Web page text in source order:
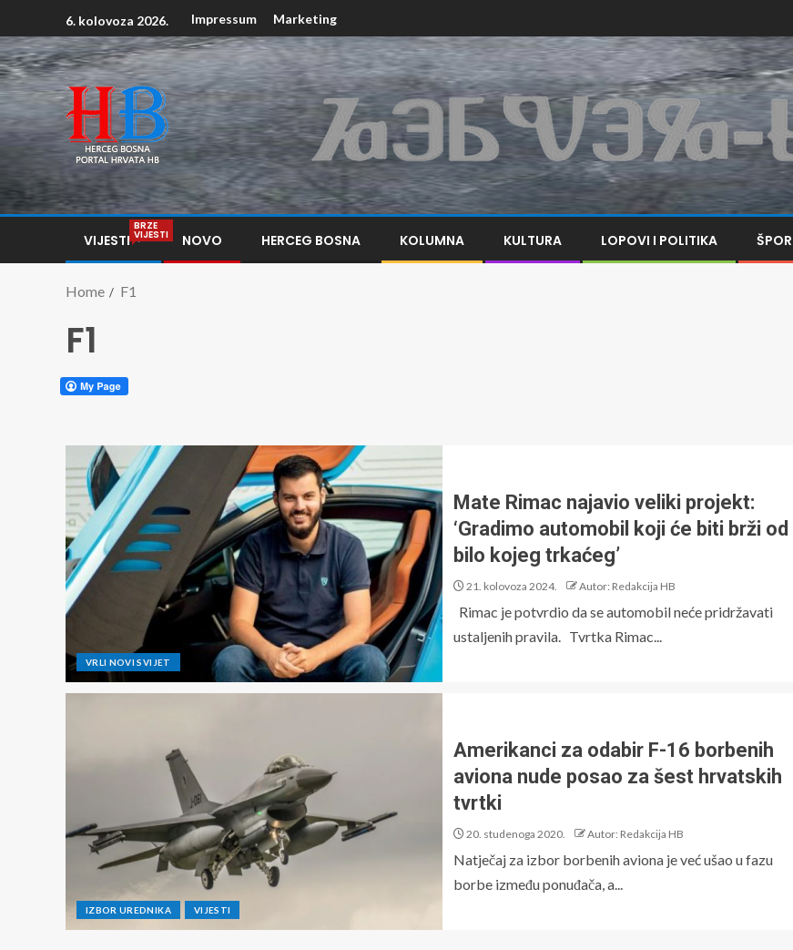
6. kolovoza 2026. Impressum Marketing
VIJESTI
BRZE
VIJESTI NOVO HERCEG BOSNA KOLUMNA KULTURA LOPOVI I POLITIKA
Home F1
F1
VRLI NOVI SVIJET
Mate Rimac najavio veliki projekt:
‘Gradimo automobil koji će biti brži od
bilo kojeg trkaćeg’
21. kolovoza 2024. Autor: Redakcija HB
Rimac je potvrdio da se automobil neće pridržavati
ustaljenih pravila. Tvrtka Rimac...
IZBOR UREDNIKA VIJESTI
Amerikanci za odabir F-16 borbenih
aviona nude posao za šest hrvatskih
tvrtki
20. studenoga 2020. Autor: Redakcija HB
Natječaj za izbor borbenih aviona je već ušao u fazu
borbe između ponuđača, a...